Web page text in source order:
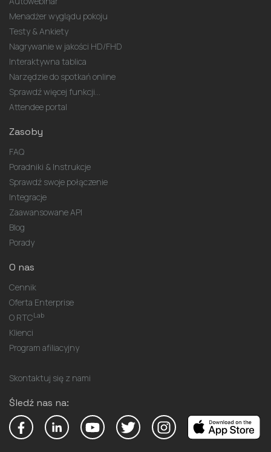
Menadżer wyglądu pokoju
Testy & Ankiety
Nagrywanie w jakości HD/FHD
Interaktywna tablica
Narzędzie do spotkań online
Sprawdź więcej funkcji...
Attendee portal
Zasoby
FAQ
Poradniki & Instrukcje
Sprawdź swoje połączenie
Integracje
Zaawansowane API
Blog
Porady
O nas
Cennik
Oferta Enterprise
O RTCLab
Klienci
Program afiliacyjny
Skontaktuj się z nami
Śledź nas na: